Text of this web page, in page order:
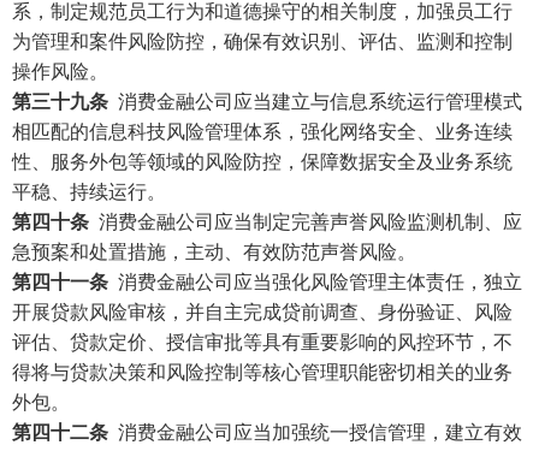
系，制定规范员工行为和道德操守的相关制度，加强员工行
为管理和案件风险防控，确保有效识别、评估、监测和控制
操作风险。
第三十九条 消费金融公司应当建立与信息系统运行管理模式
相匹配的信息科技风险管理体系，强化网络安全、业务连续
性、服务外包等领域的风险防控，保障数据安全及业务系统
平稳、持续运行。
第四十条 消费金融公司应当制定完善声誉风险监测机制、应
急预案和处置措施，主动、有效防范声誉风险。
第四十一条 消费金融公司应当强化风险管理主体责任，独立
开展贷款风险审核，并自主完成贷前调查、身份验证、风险
评估、贷款定价、授信审批等具有重要影响的风控环节，不
得将与贷款决策和风险控制等核心管理职能密切相关的业务
外包。
第四十二条 消费金融公司应当加强统一授信管理，建立有效